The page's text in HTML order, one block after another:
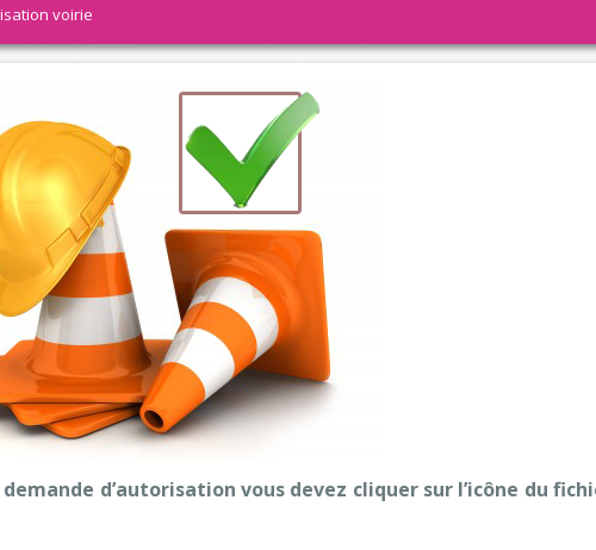
d'Epinal
SDANC
de carte grise à portée de clic
recensement citoyen
- Passeport
et inscriptions sur les listes électorales
Réseau d'éclairage public
Déneigement ou viabilité hivernale
Travaux
Télérelève de compteur d'eau
Police Municipale
Les professionnels de la santé
Analyse des besoins sociaux
La Chasse
Compostage
Social
La poste
Règlement intérieur des activités
Restauration scolaire
Petite enfance
Conseil des Jeunes
Ville Jumelle Cantarana
Propreté
voirie
d’autorisation vous devez cliquer sur l’icône du